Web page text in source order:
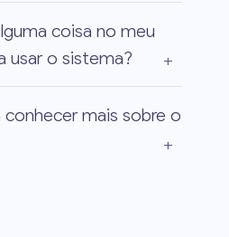
coisa no meu
usar o sistema?
mais sobre o